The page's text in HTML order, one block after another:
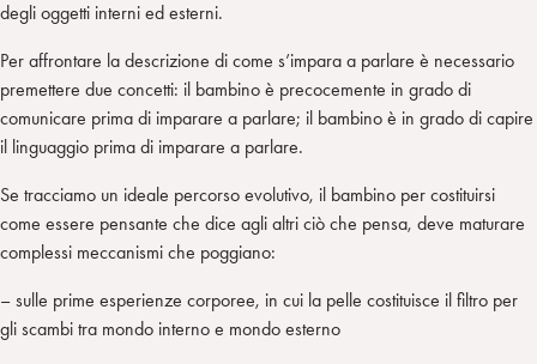
degli oggetti interni ed esterni.
Per affrontare la descrizione di come s’impara a parlare è necessario
premettere due concetti: il bambino è precocemente in grado di
comunicare prima di imparare a parlare; il bambino è in grado di capire
il linguaggio prima di imparare a parlare.
Se tracciamo un ideale percorso evolutivo, il bambino per costituirsi
come essere pensante che dice agli altri ciò che pensa, deve maturare
complessi meccanismi che poggiano:
– sulle prime esperienze corporee, in cui la pelle costituisce il filtro per
gli scambi tra mondo interno e mondo esterno